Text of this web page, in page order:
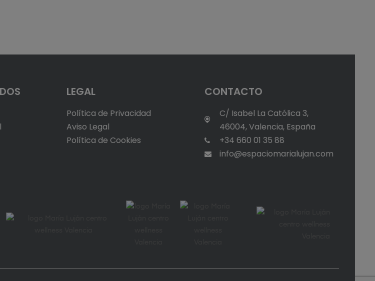
LEGAL
Política de Privacidad
Aviso Legal
Política de Cookies
CONTACTO
C/ Isabel La Católica 3,
46004, Valencia, España
+34 660 01 35 88
info@espaciomarialujan.com